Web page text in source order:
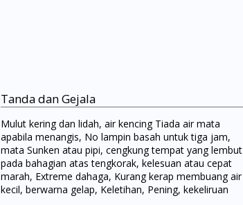
Tanda dan Gejala
Mulut kering dan lidah, air kencing Tiada air mata
apabila menangis, No lampin basah untuk tiga jam,
mata Sunken atau pipi, cengkung tempat yang lembut
pada bahagian atas tengkorak, kelesuan atau cepat
marah, Extreme dahaga, Kurang kerap membuang air
kecil, berwarna gelap, Keletihan, Pening, kekeliruan